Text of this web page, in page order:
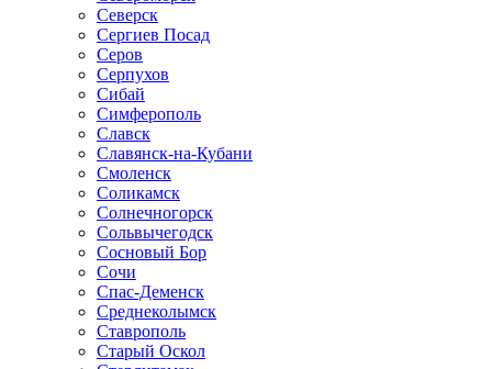
Северск
Сергиев Посад
Серов
Серпухов
Сибай
Симферополь
Славск
Славянск-на-Кубани
Смоленск
Соликамск
Солнечногорск
Сольвычегодск
Сосновый Бор
Сочи
Спас-Деменск
Среднеколымск
Ставрополь
Старый Оскол